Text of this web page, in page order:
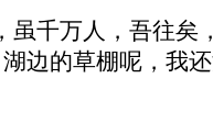
虽千万人，吾往矣
边的草棚呢，我